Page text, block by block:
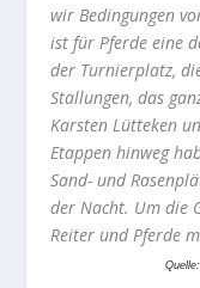
wir Bedingungen
ist für Pferde eine
der Turnierplatz,
Stallungen, das
Karsten Lütteken
Etappen hinweg
Sand- und
der Nacht. Um die
Reiter und Pferde